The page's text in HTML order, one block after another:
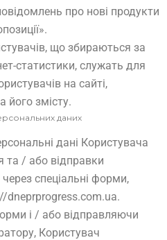
про нові продукти
що збираються за
статистики, служать для
на сайті,
його змісту.
даних
дані Користувача
та / або відправки
спеціальні форми,
dneprprogress.com.ua.
і / або відправляючи
Користувач